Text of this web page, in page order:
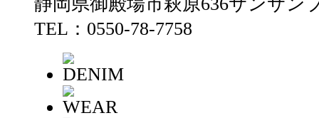
TEL：0550-78-7758